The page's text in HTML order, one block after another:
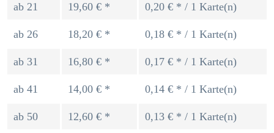
ab 21 19,60 € * 0,20 € * / 1 Karte(n)
ab 26 18,20 € * 0,18 € * / 1 Karte(n)
ab 31 16,80 € * 0,17 € * / 1 Karte(n)
ab 41 14,00 € * 0,14 € * / 1 Karte(n)
ab 50 12,60 € * 0,13 € * / 1 Karte(n)